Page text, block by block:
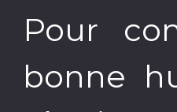
Pour
bonne